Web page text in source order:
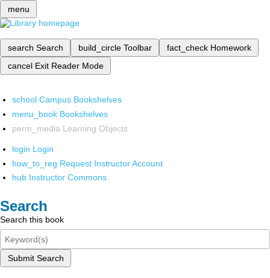
menu
search Search build_circle Toolbar fact_check Homework
cancel Exit Reader Mode
school Campus Bookshelves
menu_book Bookshelves
perm_media Learning Objects
login Login
how_to_reg Request Instructor Account
hub Instructor Commons
Search
Search this book
Submit Search